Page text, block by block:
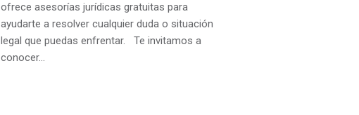
ofrece asesorías jurídicas gratuitas para
ayudarte a resolver cualquier duda o situación
legal que puedas enfrentar. Te invitamos a
conocer…